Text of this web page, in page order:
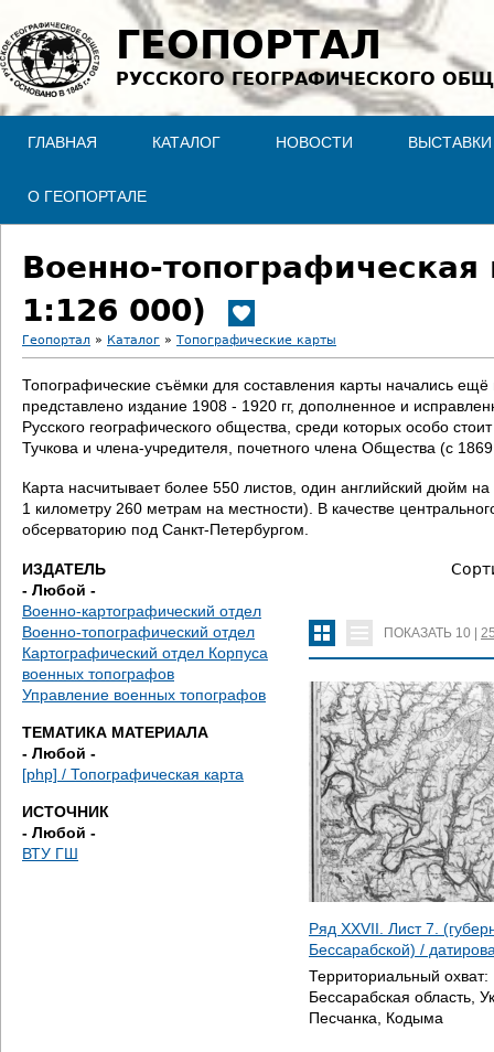
Jump to navigation
ГЕОПОРТАЛ
РУССКОГО ГЕОГРАФИЧЕСКОГО
ГЛАВНАЯ КАТАЛОГ НОВОСТИ ВЫСТАВКИ
О ГЕОПОРТАЛЕ
Военно-
1:126 000)
В
ы
з
д
с
ь
Геопортал » Каталог » Топографические карты
Топографические съёмки для составления карты начались
представлено издание 1908 - 1920 гг, дополненное и
Русского географического общества, среди которых особо
Тучкова и члена-учредителя, почетного члена Общества (с
Карта насчитывает более 550 листов, один английский дюйм
1 километру 260 метрам на местности). В качестве
обсерваторию под Санкт-Петербургом.
ИЗДАТЕЛЬ
- Любой -
Военно-картографический отдел
Военно-топографический отдел
Картографический отдел Корпуса
военных топографов
Управление военных топографов
ТЕМАТИКА МАТЕРИАЛА
- Любой -
[php] / Топографическая карта
ИСТОЧНИК
- Любой -
ВТУ ГШ
ПОКАЗАТЬ 10 |
Ряд XXVII. Лист 7.
Бессарабской) /
Территориальный охват:
Бессарабская область,
Песчанка, Кодыма